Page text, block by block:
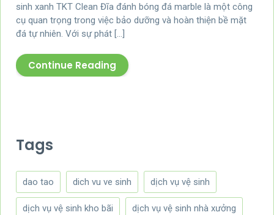
sinh xanh TKT Clean Đĩa đánh bóng đá marble là một công
cụ quan trọng trong việc bảo dưỡng và hoàn thiện bề mặt
đá tự nhiên. Với sự phát […]
Continue Reading
Tags
dao tao dich vu ve sinh dịch vụ vệ sinh
dịch vụ vệ sinh kho bãi dịch vụ vệ sinh nhà xưởng